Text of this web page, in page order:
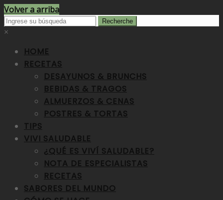
Volver a arriba
×
HOME
RECETAS
DESAYUNOS & BRUNCHS
BEBIDAS & TRAGOS
ALMUERZOS & CENAS
POSTRES & TORTAS
TIPS
VIVI SALUDABLE
¿QUÉ ES VIVÍ SALUDABLE?
NOTA DE ESPECIALISTAS
RECETAS
SABORES DEL MUNDO